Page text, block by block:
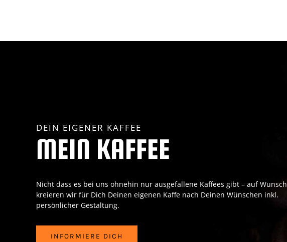
DEIN EIGENER KAFFEE
MEIN KAFFEE
Nicht dass es bei uns ohnehin nur ausgefallene Kaffees gibt – auf Wunsch
kreieren wir für Dich Deinen eigenen Kaffe nach Deinen Wünschen inkl.
persönlicher Gestaltung.
INFORMIERE DICH